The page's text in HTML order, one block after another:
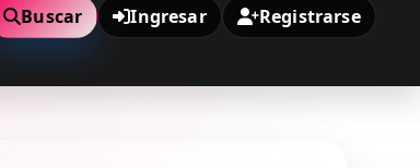
Buscar Ingresar Registrarse